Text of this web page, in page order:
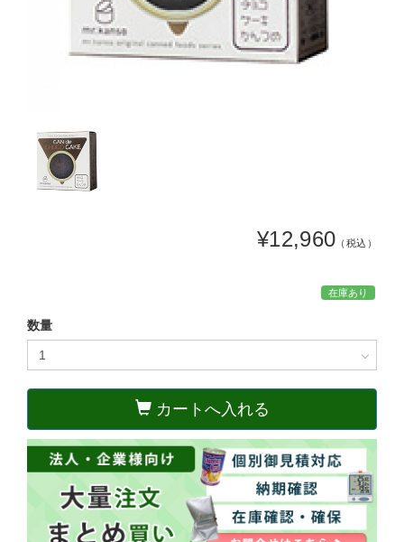
¥12,960 （税込）
在庫あり
数量
カートへ入れる